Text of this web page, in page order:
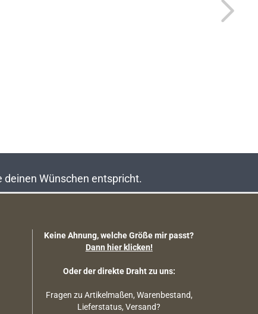
Wünschen entspricht.
Keine Ahnung, welche Größe mir passt?
Dann hier klicken!
Oder der direkte Draht zu uns:
Fragen zu Artikelmaßen, Warenbestand,
Lieferstatus, Versand?